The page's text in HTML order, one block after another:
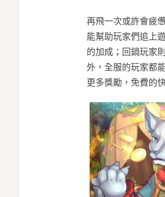
再飛一次或許會疲
能幫助玩家們追上
的加成；回鍋玩家
外，全服的玩家都
更多獎勵，免費的